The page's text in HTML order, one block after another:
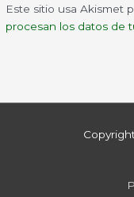
Este sitio usa Akismet
procesan los datos de